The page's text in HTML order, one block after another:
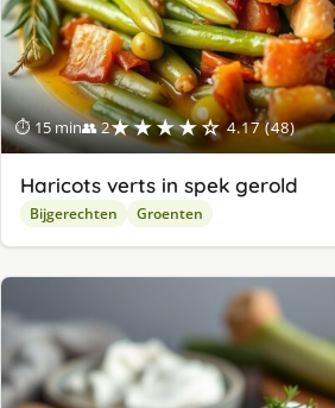
⏱ 15 min👥 2★★★★☆ 4.17 (48)
Haricots verts in spek gerold
Bijgerechten Groenten